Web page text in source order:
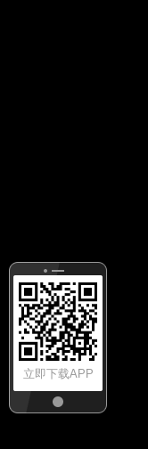
立即下载APP